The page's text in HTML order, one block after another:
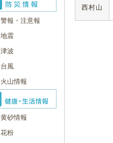
警報・注意報
地震
津波
台風
火山情報
黄砂情報
花粉
西村山